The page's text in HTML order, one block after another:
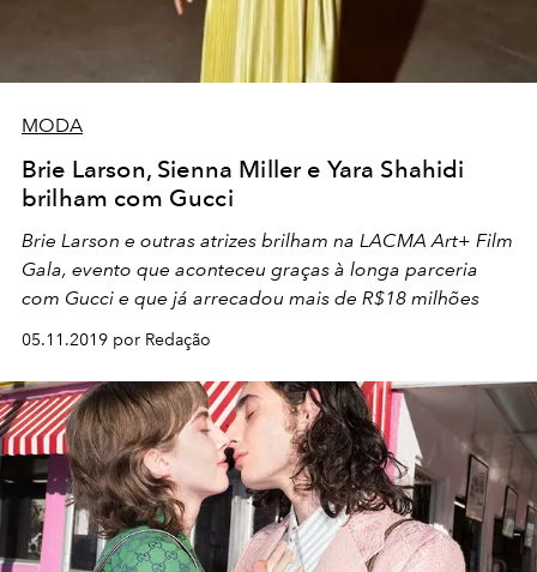
MODA
Brie Larson, Sienna Miller e Yara Shahidi
brilham com Gucci
Brie Larson e outras atrizes brilham na LACMA Art+ Film
Gala, evento que aconteceu graças à longa parceria
com Gucci e que já arrecadou mais de R$18 milhões
05.11.2019 por Redação